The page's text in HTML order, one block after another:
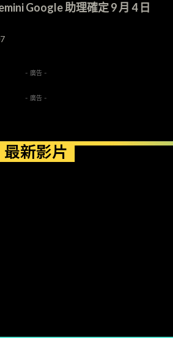
Google 助理確定 9 月 4 日
- 廣告 -
- 廣告 -
最新影片